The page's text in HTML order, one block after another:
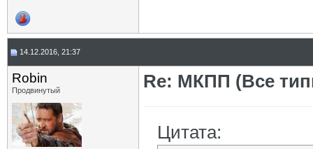
14.12.2016, 21:37
Robin
Продвинутый Re: МКПП (Все
Цитата: